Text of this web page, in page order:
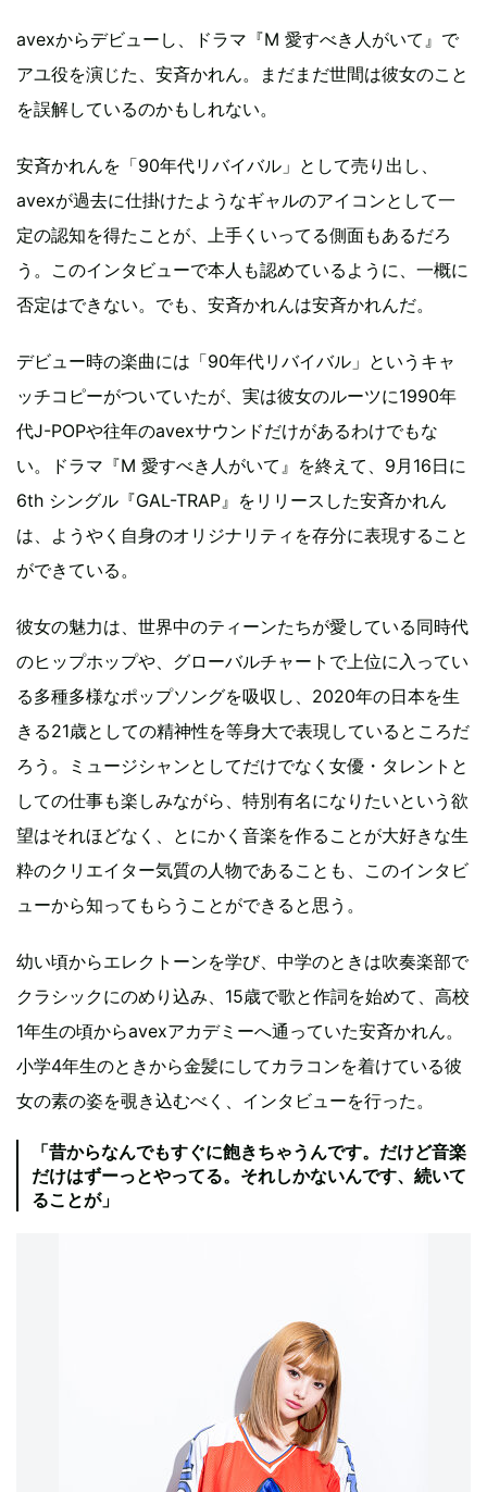
avexからデビューし、ドラマ『M 愛すべき人がいて』で
アユ役を演じた、安斉かれん。まだまだ世間は彼女のこと
を誤解しているのかもしれない。
安斉かれんを「90年代リバイバル」として売り出し、
avexが過去に仕掛けたようなギャルのアイコンとして一
定の認知を得たことが、上手くいってる側面もあるだろ
う。このインタビューで本人も認めているように、一概に
否定はできない。でも、安斉かれんは安斉かれんだ。
デビュー時の楽曲には「90年代リバイバル」というキャ
ッチコピーがついていたが、実は彼女のルーツに1990年
代J-POPや往年のavexサウンドだけがあるわけでもな
い。ドラマ『M 愛すべき人がいて』を終えて、9月16日に
6th シングル『GAL-TRAP』をリリースした安斉かれん
は、ようやく自身のオリジナリティを存分に表現すること
ができている。
彼女の魅力は、世界中のティーンたちが愛している同時代
のヒップホップや、グローバルチャートで上位に入ってい
る多種多様なポップソングを吸収し、2020年の日本を生
きる21歳としての精神性を等身大で表現しているところだ
ろう。ミュージシャンとしてだけでなく女優・タレントと
しての仕事も楽しみながら、特別有名になりたいという欲
望はそれほどなく、とにかく音楽を作ることが大好きな生
粋のクリエイター気質の人物であることも、このインタビ
ューから知ってもらうことができると思う。
幼い頃からエレクトーンを学び、中学のときは吹奏楽部で
クラシックにのめり込み、15歳で歌と作詞を始めて、高校
1年生の頃からavexアカデミーへ通っていた安斉かれん。
小学4年生のときから金髪にしてカラコンを着けている彼
女の素の姿を覗き込むべく、インタビューを行った。
「昔からなんでもすぐに飽きちゃうんです。だけど音楽
だけはずーっとやってる。それしかないんです、続いて
ることが」